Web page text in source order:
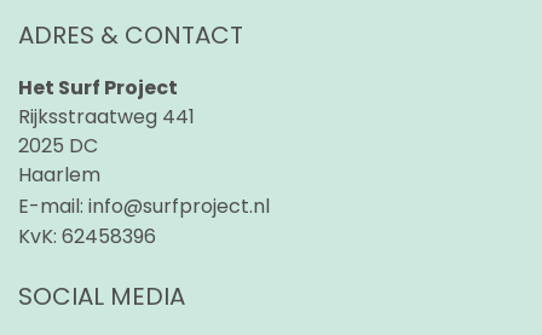
ADRES & CONTACT
Het Surf Project
Rijksstraatweg 441
2025 DC
Haarlem
E-mail: info@surfproject.nl
KvK: 62458396
SOCIAL MEDIA